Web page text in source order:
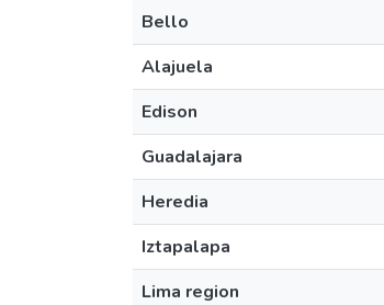
Bello
Alajuela
Edison
Guadalajara
Heredia
Iztapalapa
Lima region